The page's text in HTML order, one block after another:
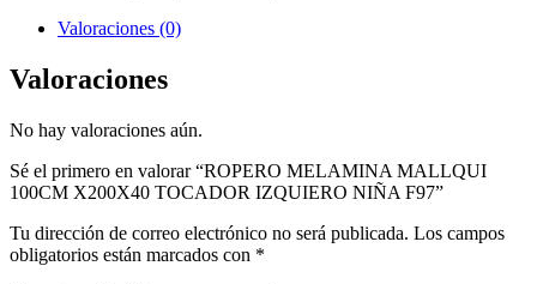
Valoraciones (0)
Valoraciones
No hay valoraciones aún.
Sé el primero en valorar “ROPERO MELAMINA MALLQUI
100CM X200X40 TOCADOR IZQUIERO NIÑA F97”
Tu dirección de correo electrónico no será publicada. Los campos
obligatorios están marcados con *